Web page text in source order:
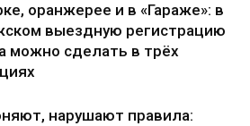
оранжерее и в «Гараже»: в
выездную регистрацию
можно сделать в трёх
нарушают правила: